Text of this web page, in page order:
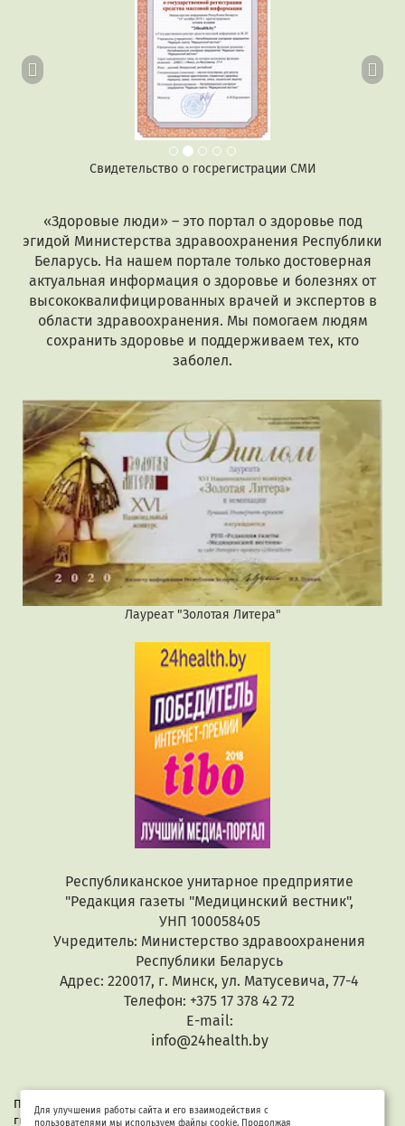
Свидетельство о госрегистрации СМИ
«Здоровые люди» – это портал о здоровье под
эгидой Министерства здравоохранения Республики
Беларусь. На нашем портале только достоверная
актуальная информация о здоровье и болезнях от
высококвалифицированных врачей и экспертов в
области здравоохранения. Мы помогаем людям
сохранить здоровье и поддерживаем тех, кто
заболел.
Лауреат "Золотая Литера"
Республиканское унитарное предприятие
"Редакция газеты "Медицинский вестник",
УНП 100058405
Учредитель: Министерство здравоохранения
Республики Беларусь
Адрес: 220017, г. Минск, ул. Матусевича, 77-4
Телефон: +375 17 378 42 72
E-mail:
info@24health.by
При копировании или цитировании текстов активная
гиперссылка обязательна. Все материалы защищены законом
Для улучшения работы сайта и его взаимодействия с
пользователями мы используем файлы cookie. Продолжая